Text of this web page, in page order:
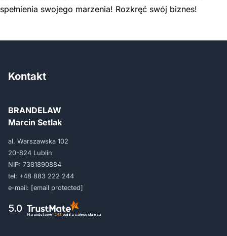
spełnienia swojego marzenia! Rozkręć swój biznes!
Kontakt
BRANDELAW
Marcin Setlak
al. Warszawska 102
20-824 Lublin
NIP: 7381890884
tel: +48 883 222 244
e-mail: [email protected]
5.0
Na podstawie 243 opinii z całego okresu